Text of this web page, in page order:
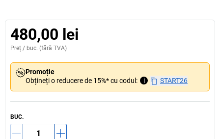
480,00 lei
Preț / buc. (fără TVA)
Promoție
Obțineți o reducere de 15%* cu codul:
i START26
BUC.